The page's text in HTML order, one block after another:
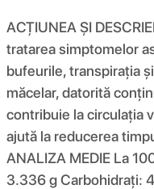
ACȚIUNEA ȘI
tratarea simptomelor
bufeurile, transpirația
măcelar, datorită
contribuie la circulația
ajută la reducerea
ANALIZA MEDIE La
3.336 g Carbohidrați: